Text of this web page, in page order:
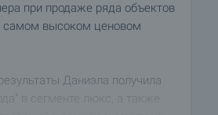
при продаже ряда объектов
самом высоком ценовом
Даниэла получила
в сегменте люкс, а также